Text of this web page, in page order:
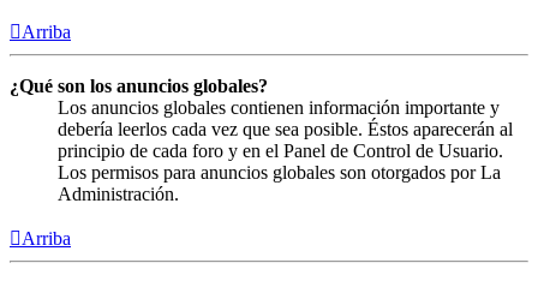
Arriba
¿Qué son los anuncios globales?
Los anuncios globales contienen información importante y
debería leerlos cada vez que sea posible. Éstos aparecerán al
principio de cada foro y en el Panel de Control de Usuario.
Los permisos para anuncios globales son otorgados por La
Administración.
Arriba